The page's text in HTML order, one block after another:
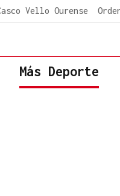
Vello Ourense
Más Deporte